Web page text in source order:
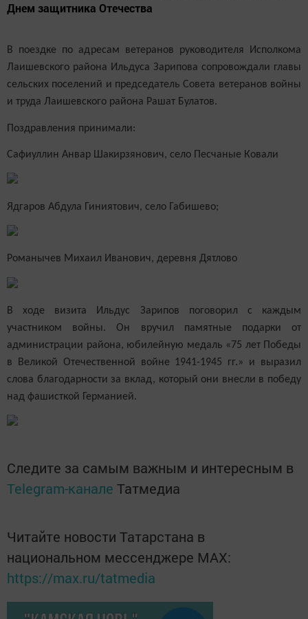
Днем защитника Отечества
В поездке по адресам ветеранов руководителя Исполкома
Лаишевского района Ильдуса Зарипова сопровождали главы
сельских поселений и председатель Совета ветеранов войны
и труда Лаишевского района Рашат Булатов.
Поздравления принимали:
Сафиуллин Анвар Шакирзянович, село Песчаные Ковали
Ядгаров Абдула Гиниятович, село Габишево;
Романычев Михаил Иванович, деревня Дятлово
В ходе визита Ильдус Зарипов поговорил с каждым
участником войны. Он вручил памятные подарки от
администрации района, юбилейную медаль «75 лет Победы
в Великой Отечественной войне 1941-1945 гг.» и выразил
слова благодарности за вклад, который они внесли в победу
над фашисткой Германией.
Следите за самым важным и интересным в
Telegram-канале Татмедиа
Читайте новости Татарстана в
национальном мессенджере MАХ:
https://max.ru/tatmedia